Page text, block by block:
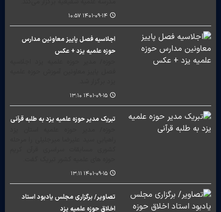
۱۴۰۱-۰۹-۱۴ ۱۰:۵۷
اجلاسیه فصل پاییز معاونین مدارس
حوزه علمیه یزد + عکس
۱۴۰۱-۰۹-۱۵ ۱۳:۱۰
تبریک مدیر حوزه علمیه یزد به طلبه قرآنی
۱۴۰۱-۰۹-۱۵ ۱۳:۱۱
تصاویر/ برگزاری مجلس یادبود استاد
اخلاق حوزه علمیه یزد